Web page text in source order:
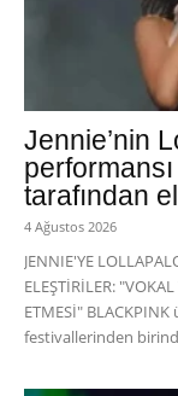
Jennie’nin
tarafından
4 Ağustos 2026
JENNIE'YE
ELEŞTİRİLER:
ETMESİ"
festivallerinden